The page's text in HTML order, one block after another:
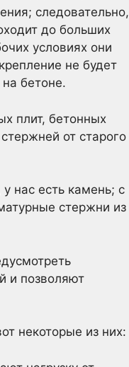
следовательно,
до больших
условиях они
не будет
бетоне.
плит, бетонных
от старого
нас есть камень; с
стержни из
и позволяют
некоторые из них: